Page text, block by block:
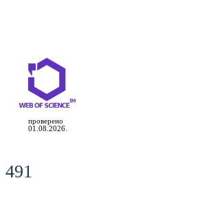
проверено
01.08.2026.
491